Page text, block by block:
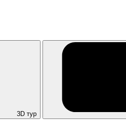
3D тур